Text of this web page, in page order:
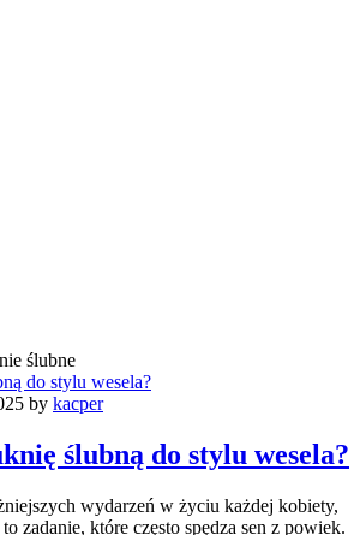
ślubne
do stylu wesela?
by kacper
ślubną do stylu wesela?
wydarzeń w życiu każdej kobiety,
zadanie, które często spędza sen z powiek.